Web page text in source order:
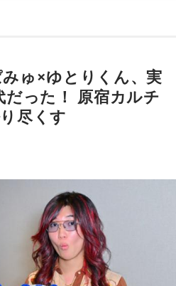
碑にもお名前が刻まれました。
、「ようやくホッとした」とお
は諦めてはいけない」と話す
苦労もあります。
書いていましたので、遺品に
族からの借物を持っていたりし
いケースもあるんです。だか
て亡くなった方のご遺族の方に
近くでは、慰霊の集いが開かれ
長（アンジェリーナ1/3・
（溝上たんぼ）
23:55／金曜 22:00～22:55
lock/
きゃりーぱみゅぱみゅ、株式会
展さん（ゆとりくん）
レルブランドを数多く手がけ、
最年少で上場を果たしたことで
きゃりーは「いろんな人から
う話をよく聞いていて、すごい
、今回の出演を熱烈オファーし
聞いて実現した初対談
ゅ×ゆとりくん、実
だった！ 原宿カルチ
尽くす